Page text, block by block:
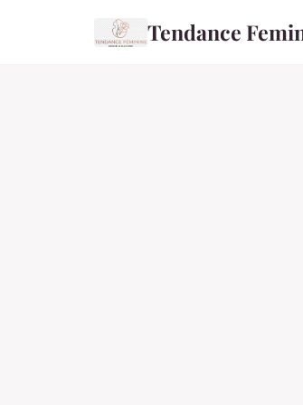
Tendance